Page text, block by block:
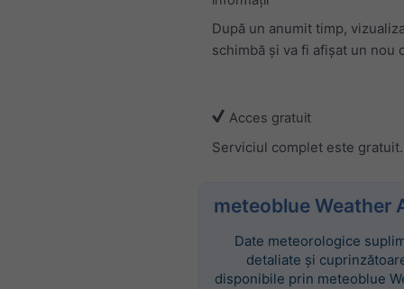
După un anumit timp,
schimbă și va fi afișat un nou
Acces gratuit
Serviciul complet este gratuit.
meteoblue Weather
Date meteorologice
detaliate și
disponibile prin meteoblue